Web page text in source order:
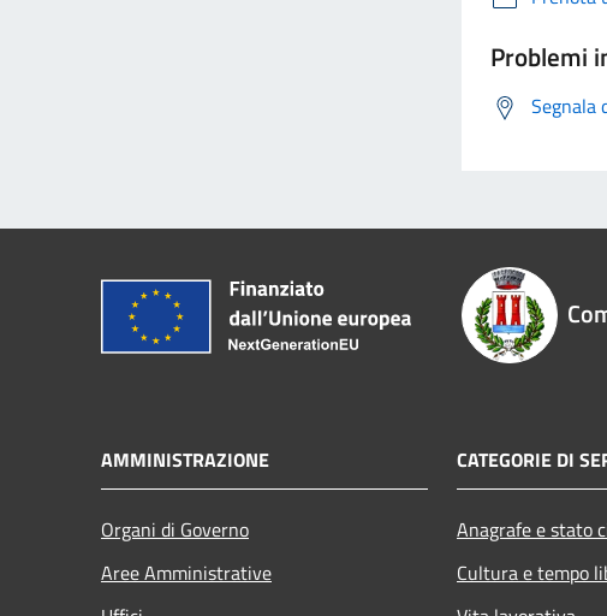
Problemi
Segnala
AMMINISTRAZIONE
Organi di Governo
Aree Amministrative
CATEGORIE DI
Anagrafe e stato
Cultura e tempo